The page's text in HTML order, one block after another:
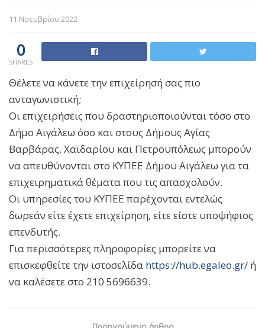
11 Νοεμβρίου 2022
0
SHARES
Θέλετε να κάνετε την επιχείρησή σας πιο
ανταγωνιστική;
Οι επιχειρήσεις που δραστηριοποιούνται τόσο στο
Δήμο Αιγάλεω όσο και στους Δήμους Αγίας
Βαρβάρας, Χαϊδαρίου και Πετρουπόλεως μπορούν
να απευθύνονται στο ΚΥΠΕΕ Δήμου Αιγάλεω για τα
επιχειρηματικά θέματα που τις απασχολούν.
Οι υπηρεσίες του ΚΥΠΕΕ παρέχονται εντελώς
δωρεάν είτε έχετε επιχείρηση, είτε είστε υποψήφιος
επενδυτής.
Για περισσότερες πληροφορίες μπορείτε να
επισκεφθείτε την ιστοσελίδα https://hub.egaleo.gr/ ή
να καλέσετε στο 210 5696639.